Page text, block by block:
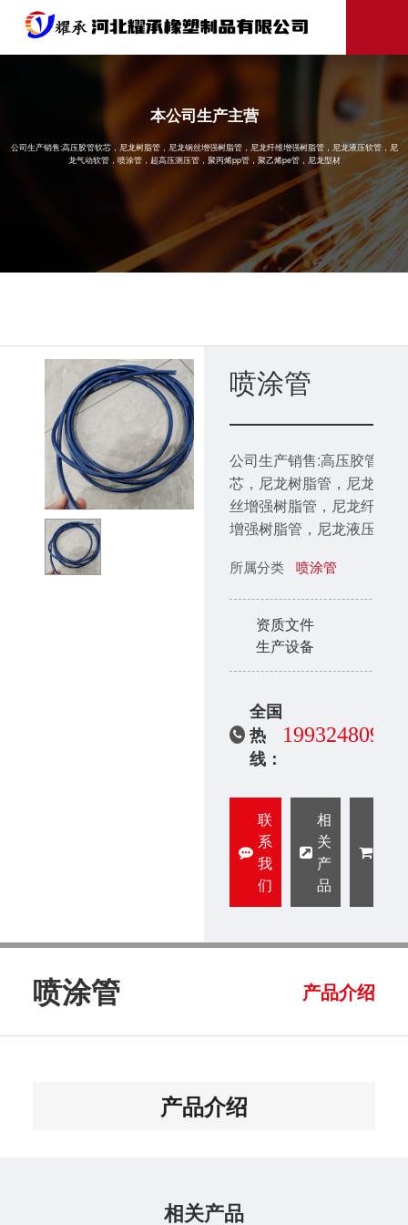
本公司生产主营
公司生产销售:高压胶管软芯，尼龙树脂管，尼龙钢丝增强树脂管，尼龙纤维增强树脂管，尼龙液压软管，尼
龙气动软管，喷涂管，超高压测压管，聚丙烯pp管，聚乙烯pe管，尼龙型材
喷涂管
公司生产销售:高压胶管软
芯，尼龙树脂管，尼龙钢
丝增强树脂管，尼龙纤维
增强树脂管，尼龙液压软
管，超高压测压管，聚丙
烯pp管，聚乙烯pe管，尼
龙型材
所属分类 喷涂管
资质文件
生产设备
全国
热
线：
19932480999
联
系
我
们
相
关
产
品
喷涂管 产品介绍
产品介绍
相关产品